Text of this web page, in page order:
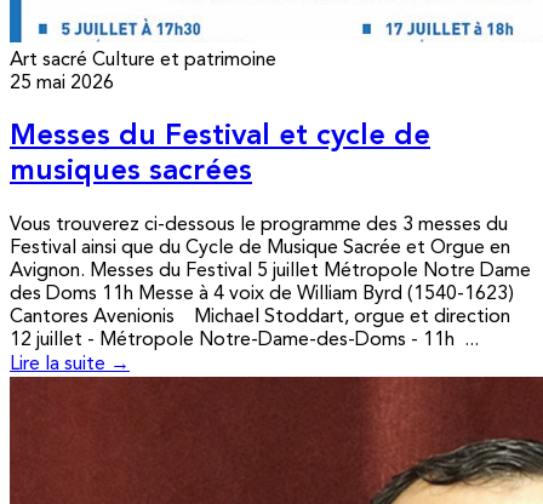
Art sacré Culture et patrimoine
25 mai 2026
Messes du Festival et cycle de
musiques sacrées
Vous trouverez ci-dessous le programme des 3 messes du
Festival ainsi que du Cycle de Musique Sacrée et Orgue en
Avignon. Messes du Festival 5 juillet Métropole Notre Dame
des Doms 11h Messe à 4 voix de William Byrd (1540-1623)
Cantores Avenionis Michael Stoddart, orgue et direction
12 juillet - Métropole Notre-Dame-des-Doms - 11h ...
Lire la suite →